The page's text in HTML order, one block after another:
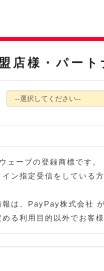
店様・パー
ーブの登録商標です。
ン指定受信をしている
は、PayPay株式会社
める利用目的以外でお客